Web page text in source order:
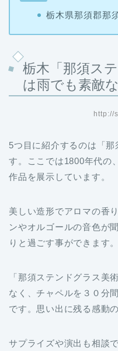
栃木県那須郡那
栃木「那須ス
は雨でも素敵
http://
5つ目に紹介するのは「
す。ここでは1800年代の
作品を展示しています。
美しい造形でアロマの香
ンやオルゴールの音色が
りと過ごす事ができます。
「那須ステンドグラス美
なく、チャペルを３０分
です。思い出に残る感動
サプライズや演出も相談